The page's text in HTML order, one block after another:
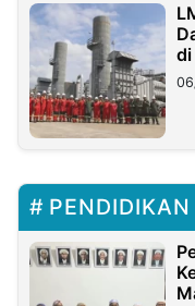
di
PENDIDIKAN